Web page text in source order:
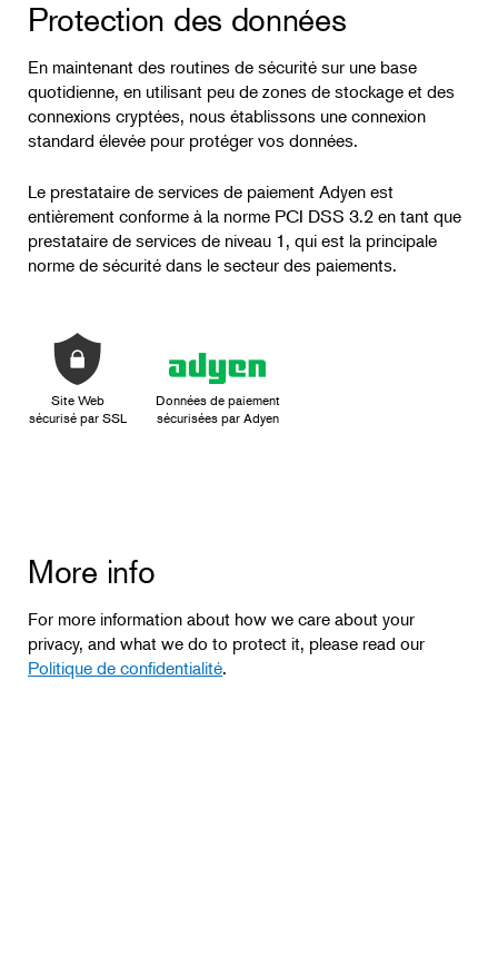
Protection des données
En maintenant des routines de sécurité sur une base
quotidienne, en utilisant peu de zones de stockage et des
connexions cryptées, nous établissons une connexion
standard élevée pour protéger vos données.
Le prestataire de services de paiement Adyen est
entièrement conforme à la norme PCI DSS 3.2 en tant que
prestataire de services de niveau 1, qui est la principale
norme de sécurité dans le secteur des paiements.
Site Web
sécurisé par SSL
Données de paiement
sécurisées par Adyen
More info
For more information about how we care about your
privacy, and what we do to protect it, please read our
Politique de confidentialité.